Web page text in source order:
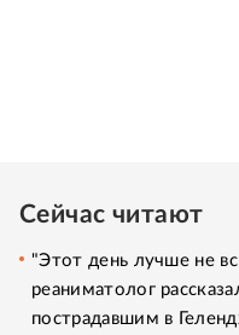
Сейчас читают
"Этот день лучше не
реаниматолог
пострадавшим в